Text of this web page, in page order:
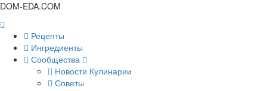
DOM-EDA.COM
Рецепты
Ингредиенты
Сообщества
Новости Кулинарии
Советы